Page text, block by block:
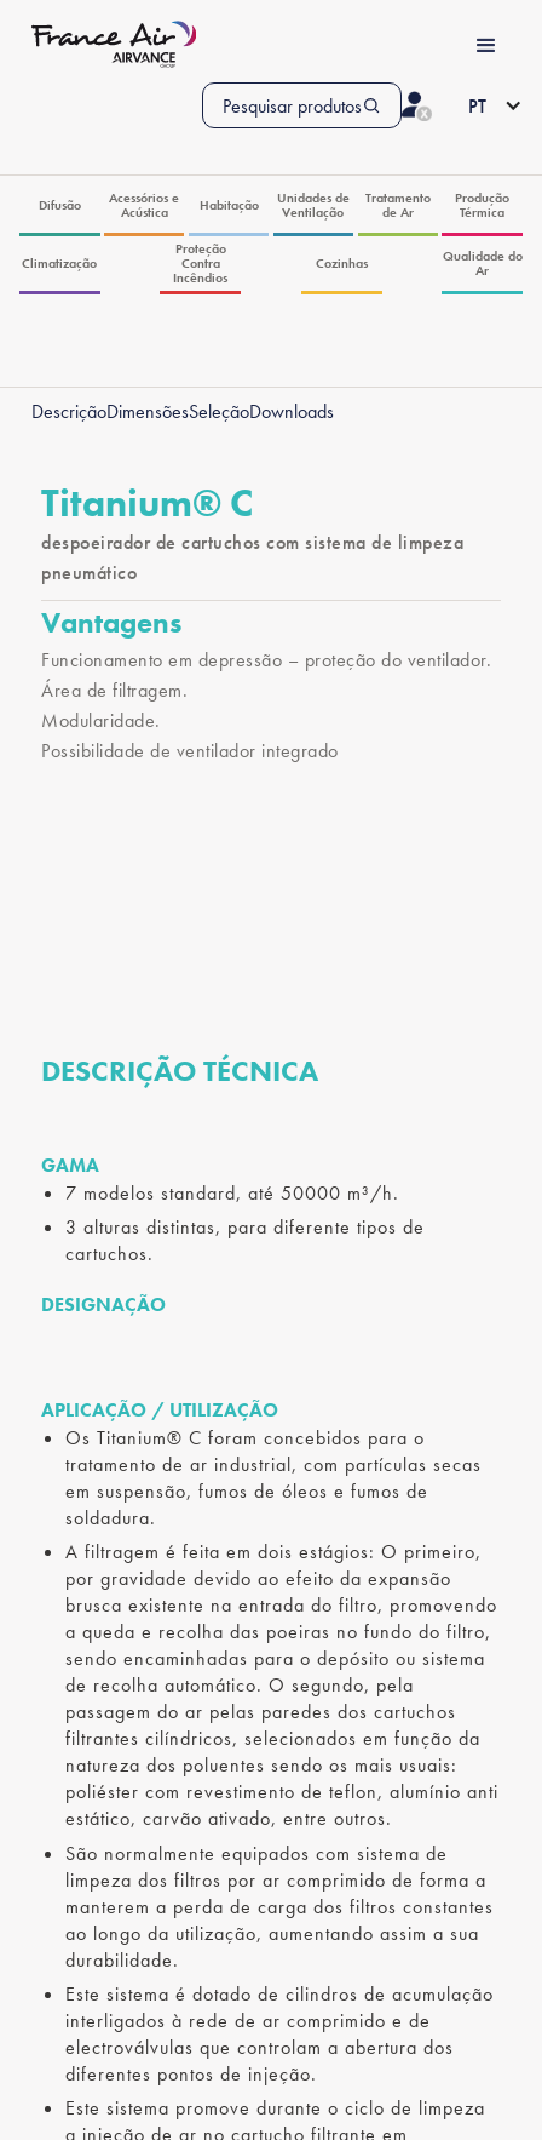
Pesquisar produtos PT
Difusão
Acessórios e
Acústica
Habitação
Unidades de
Ventilação
Tratamento
de Ar
Produção
Térmica
Climatização
Proteção
Contra
Incêndios
Cozinhas
Qualidade do
Ar
DescriçãoDimensõesSeleçãoDownloads
Titanium® C
despoeirador de cartuchos com sistema de limpeza
pneumático
Vantagens
Funcionamento em depressão – proteção do ventilador.
Área de filtragem.
Modularidade.
Possibilidade de ventilador integrado
DESCRIÇÃO TÉCNICA
GAMA
7 modelos standard, até 50000 m³/h.
3 alturas distintas, para diferente tipos de
cartuchos.
DESIGNAÇÃO
APLICAÇÃO / UTILIZAÇÃO
Os Titanium® C foram concebidos para o
tratamento de ar industrial, com partículas secas
em suspensão, fumos de óleos e fumos de
soldadura.
A filtragem é feita em dois estágios: O primeiro,
por gravidade devido ao efeito da expansão
brusca existente na entrada do filtro, promovendo
a queda e recolha das poeiras no fundo do filtro,
sendo encaminhadas para o depósito ou sistema
de recolha automático. O segundo, pela
passagem do ar pelas paredes dos cartuchos
filtrantes cilíndricos, selecionados em função da
natureza dos poluentes sendo os mais usuais:
poliéster com revestimento de teflon, alumínio anti
estático, carvão ativado, entre outros.
São normalmente equipados com sistema de
limpeza dos filtros por ar comprimido de forma a
manterem a perda de carga dos filtros constantes
ao longo da utilização, aumentando assim a sua
durabilidade.
Este sistema é dotado de cilindros de acumulação
interligados à rede de ar comprimido e de
electroválvulas que controlam a abertura dos
diferentes pontos de injeção.
Este sistema promove durante o ciclo de limpeza